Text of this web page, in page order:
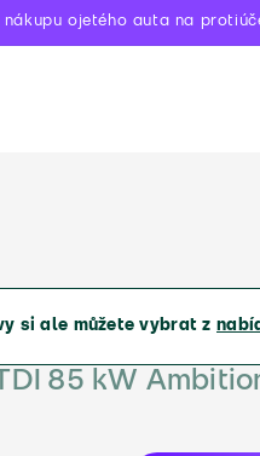
ojetého auta na
si ale můžete vybrat z
85 kW